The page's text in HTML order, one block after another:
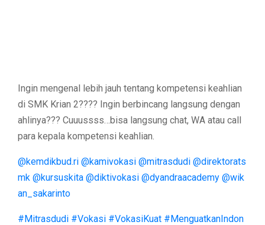
Ingin mengenal lebih jauh tentang kompetensi keahlian
di SMK Krian 2???? Ingin berbincang langsung dengan
ahlinya??? Cuuussss…bisa langsung chat, WA atau call
para kepala kompetensi keahlian.
@kemdikbud.ri @kamivokasi @mitrasdudi @direktorats
mk @kursuskita @diktivokasi @dyandraacademy @wik
an_sakarinto
#Mitrasdudi #Vokasi #VokasiKuat #MenguatkanIndon